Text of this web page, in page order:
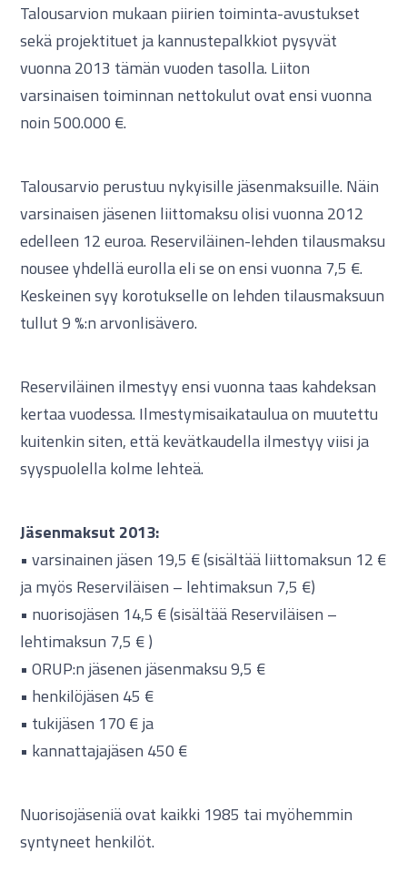
Talousarvion mukaan piirien toiminta-avustukset
sekä projektituet ja kannustepalkkiot pysyvät
vuonna 2013 tämän vuoden tasolla. Liiton
varsinaisen toiminnan nettokulut ovat ensi vuonna
noin 500.000 €.
Talousarvio perustuu nykyisille jäsenmaksuille. Näin
varsinaisen jäsenen liittomaksu olisi vuonna 2012
edelleen 12 euroa. Reserviläinen-lehden tilausmaksu
nousee yhdellä eurolla eli se on ensi vuonna 7,5 €.
Keskeinen syy korotukselle on lehden tilausmaksuun
tullut 9 %:n arvonlisävero.
Reserviläinen ilmestyy ensi vuonna taas kahdeksan
kertaa vuodessa. Ilmestymisaikataulua on muutettu
kuitenkin siten, että kevätkaudella ilmestyy viisi ja
syyspuolella kolme lehteä.
Jäsenmaksut 2013:
• varsinainen jäsen 19,5 € (sisältää liittomaksun 12 €
ja myös Reserviläisen – lehtimaksun 7,5 €)
• nuorisojäsen 14,5 € (sisältää Reserviläisen –
lehtimaksun 7,5 € )
• ORUP:n jäsenen jäsenmaksu 9,5 €
• henkilöjäsen 45 €
• tukijäsen 170 € ja
• kannattajajäsen 450 €
Nuorisojäseniä ovat kaikki 1985 tai myöhemmin
syntyneet henkilöt.